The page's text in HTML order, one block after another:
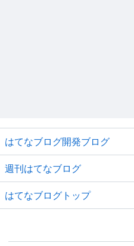
はてなブログ開発ブログ
週刊はてなブログ
はてなブログトップ